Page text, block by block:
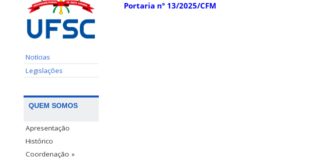
Notícias
Legislações
QUEM SOMOS
Apresentação
Histórico
Coordenação »
Portaria nº 13/2025/CFM